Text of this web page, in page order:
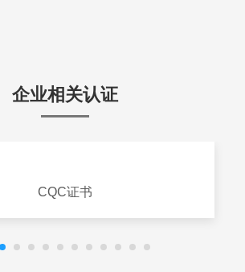
企业相关认证
CQC证书